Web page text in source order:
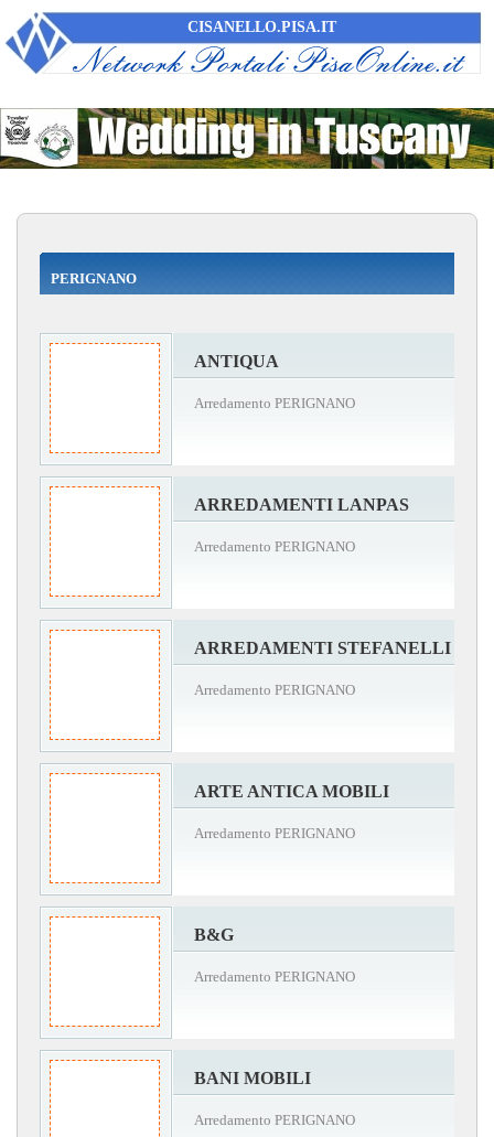
CISANELLO.PISA.IT
PERIGNANO
ANTIQUA
Arredamento PERIGNANO
ARREDAMENTI LANPAS
Arredamento PERIGNANO
ARREDAMENTI STEFANELLI
Arredamento PERIGNANO
ARTE ANTICA MOBILI
Arredamento PERIGNANO
B&G
Arredamento PERIGNANO
BANI MOBILI
Arredamento PERIGNANO